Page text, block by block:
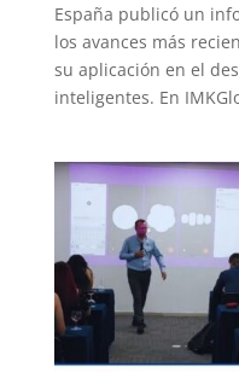
España publicó un
los avances más
su aplicación en el
inteligentes. En